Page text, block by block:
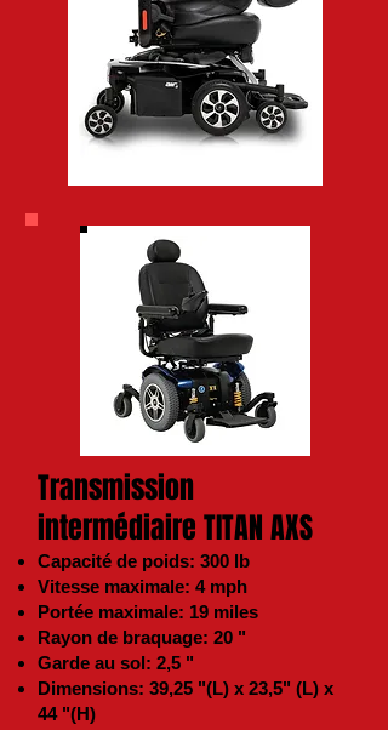
Transmission
intermédiaire TITAN AXS
Capacité de poids: 300 lb
Vitesse maximale: 4 mph
Portée maximale: 19 miles
Rayon de braquage: 20 "
Garde au sol: 2,5 "
Dimensions: 39,25 "(L) x 23,5" (L) x
44 "(H)